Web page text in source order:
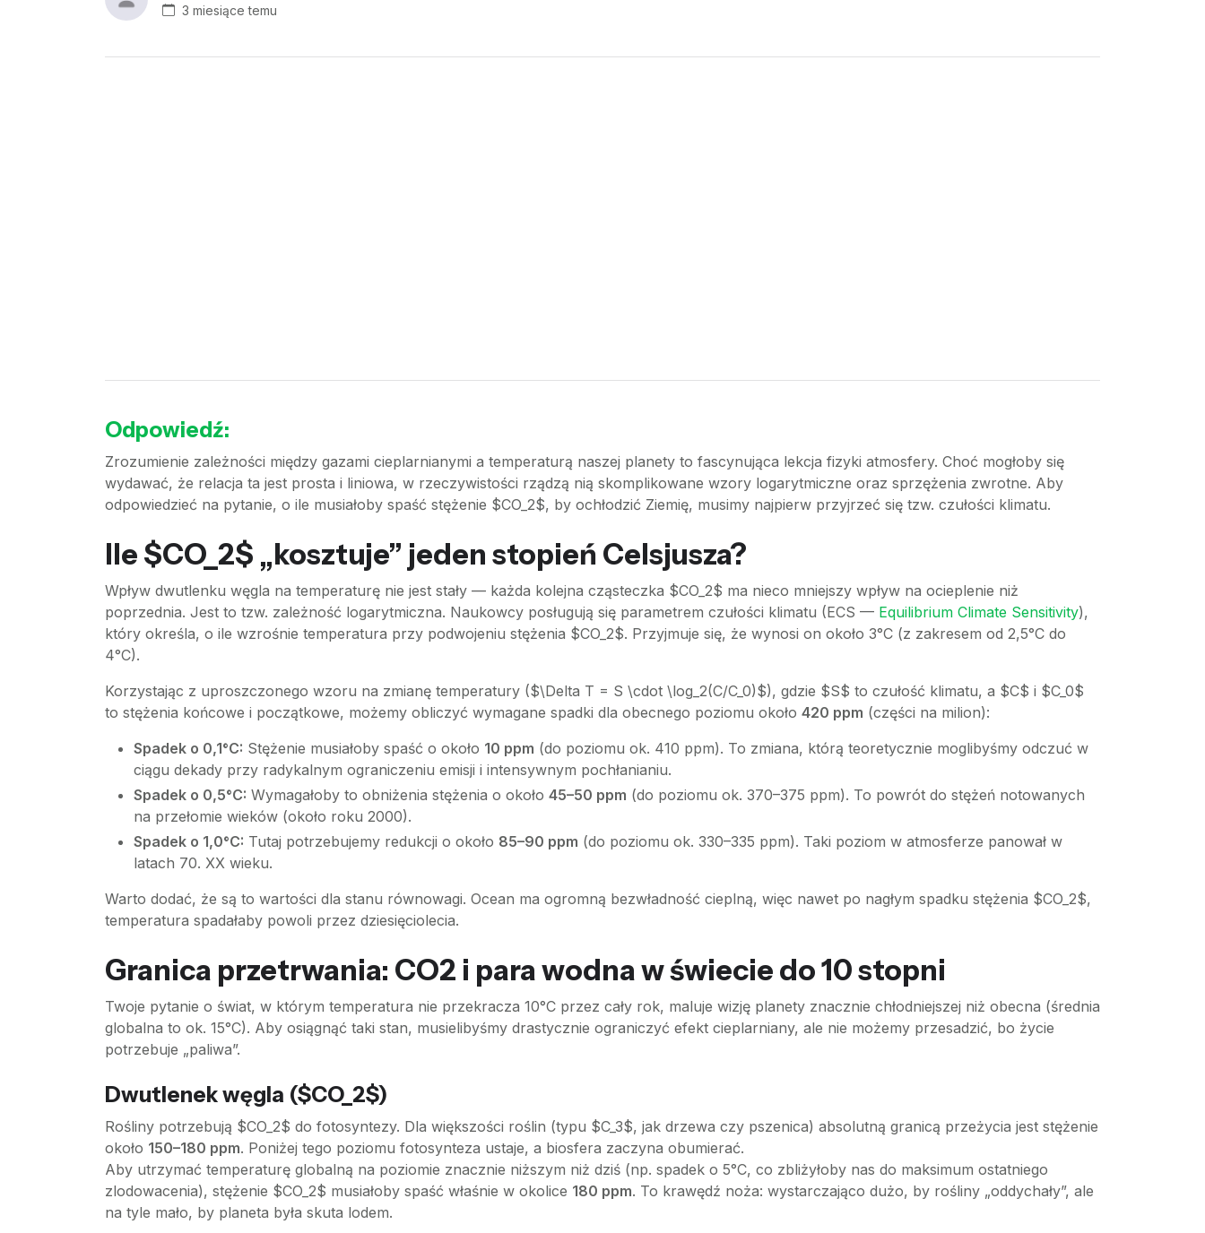
3 miesiące temu
Odpowiedź:
Zrozumienie zależności między gazami cieplarnianymi a temperaturą naszej planety to fascynująca lekcja fizyki atmosfery. Choć mogłoby się
wydawać, że relacja ta jest prosta i liniowa, w rzeczywistości rządzą nią skomplikowane wzory logarytmiczne oraz sprzężenia zwrotne. Aby
odpowiedzieć na pytanie, o ile musiałoby spaść stężenie $CO_2$, by ochłodzić Ziemię, musimy najpierw przyjrzeć się tzw. czułości klimatu.
Ile $CO_2$ „kosztuje” jeden stopień Celsjusza?
Wpływ dwutlenku węgla na temperaturę nie jest stały — każda kolejna cząsteczka $CO_2$ ma nieco mniejszy wpływ na ocieplenie niż
poprzednia. Jest to tzw. zależność logarytmiczna. Naukowcy posługują się parametrem czułości klimatu (ECS — Equilibrium Climate Sensitivity),
który określa, o ile wzrośnie temperatura przy podwojeniu stężenia $CO_2$. Przyjmuje się, że wynosi on około 3°C (z zakresem od 2,5°C do
4°C).
Korzystając z uproszczonego wzoru na zmianę temperatury ($\Delta T = S \cdot \log_2(C/C_0)$), gdzie $S$ to czułość klimatu, a $C$ i $C_0$
to stężenia końcowe i początkowe, możemy obliczyć wymagane spadki dla obecnego poziomu około 420 ppm (części na milion):
Spadek o 0,1°C: Stężenie musiałoby spaść o około 10 ppm (do poziomu ok. 410 ppm). To zmiana, którą teoretycznie moglibyśmy odczuć w
ciągu dekady przy radykalnym ograniczeniu emisji i intensywnym pochłanianiu.
Spadek o 0,5°C: Wymagałoby to obniżenia stężenia o około 45–50 ppm (do poziomu ok. 370–375 ppm). To powrót do stężeń notowanych
na przełomie wieków (około roku 2000).
Spadek o 1,0°C: Tutaj potrzebujemy redukcji o około 85–90 ppm (do poziomu ok. 330–335 ppm). Taki poziom w atmosferze panował w
latach 70. XX wieku.
Warto dodać, że są to wartości dla stanu równowagi. Ocean ma ogromną bezwładność cieplną, więc nawet po nagłym spadku stężenia $CO_2$,
temperatura spadałaby powoli przez dziesięciolecia.
Granica przetrwania: CO2 i para wodna w świecie do 10 stopni
Twoje pytanie o świat, w którym temperatura nie przekracza 10°C przez cały rok, maluje wizję planety znacznie chłodniejszej niż obecna (średnia
globalna to ok. 15°C). Aby osiągnąć taki stan, musielibyśmy drastycznie ograniczyć efekt cieplarniany, ale nie możemy przesadzić, bo życie
potrzebuje „paliwa”.
Dwutlenek węgla ($CO_2$)
Rośliny potrzebują $CO_2$ do fotosyntezy. Dla większości roślin (typu $C_3$, jak drzewa czy pszenica) absolutną granicą przeżycia jest stężenie
około 150–180 ppm. Poniżej tego poziomu fotosynteza ustaje, a biosfera zaczyna obumierać.
Aby utrzymać temperaturę globalną na poziomie znacznie niższym niż dziś (np. spadek o 5°C, co zbliżyłoby nas do maksimum ostatniego
zlodowacenia), stężenie $CO_2$ musiałoby spaść właśnie w okolice 180 ppm. To krawędź noża: wystarczająco dużo, by rośliny „oddychały”, ale
na tyle mało, by planeta była skuta lodem.